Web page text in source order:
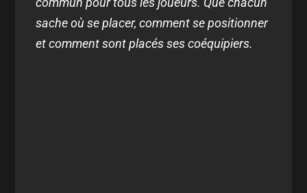
sache où se placer, comment se positionner
et comment sont placés ses coéquipiers.